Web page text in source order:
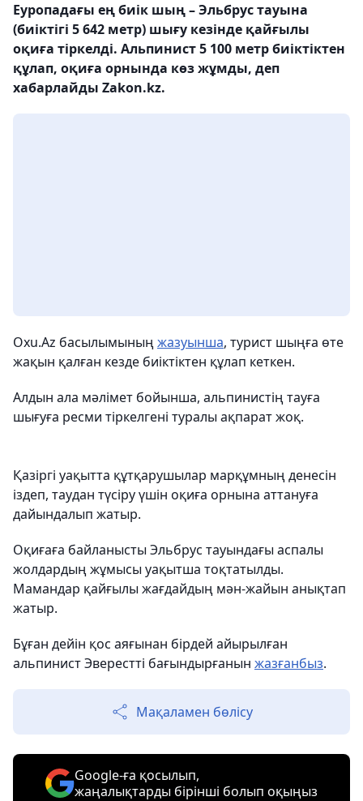
Еуропадағы ең биік шың – Эльбрус тауына
(биіктігі 5 642 метр) шығу кезінде қайғылы
оқиға тіркелді. Альпинист 5 100 метр биіктіктен
құлап, оқиға орнында көз жұмды, деп
хабарлайды Zakon.kz.
Oxu.Az басылымының жазуынша, турист шыңға өте
жақын қалған кезде биіктіктен құлап кеткен.
Алдын ала мәлімет бойынша, альпинистің тауға
шығуға ресми тіркелгені туралы ақпарат жоқ.
Қазіргі уақытта құтқарушылар марқұмның денесін
іздеп, таудан түсіру үшін оқиға орнына аттануға
дайындалып жатыр.
Оқиғаға байланысты Эльбрус тауындағы аспалы
жолдардың жұмысы уақытша тоқтатылды.
Мамандар қайғылы жағдайдың мән-жайын анықтап
жатыр.
Бұған дейін қос аяғынан бірдей айырылған
альпинист Эверестті бағындырғанын жазғанбыз.
Мақаламен бөлісу
Google-ға қосылып,
жаңалықтарды бірінші болып оқыңыз